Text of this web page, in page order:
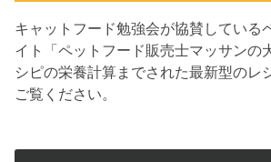
キャットフード勉強会が協賛している
イト「ペットフード販売士マッサンの
シピの栄養計算までされた最新型のレ
ご覧ください。